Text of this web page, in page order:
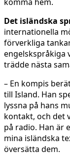
Det isländska
internationella
förverkliga
engelskspråkiga
trädde nästa
– En kompis
till Island. Han
lyssna på hans
kontakt, och det
på radio. Han är
mina isländska
översätta dem.